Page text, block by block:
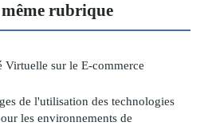
rubrique
Virtuelle sur le E-commerce
de l'utilisation des technologies
les environnements de